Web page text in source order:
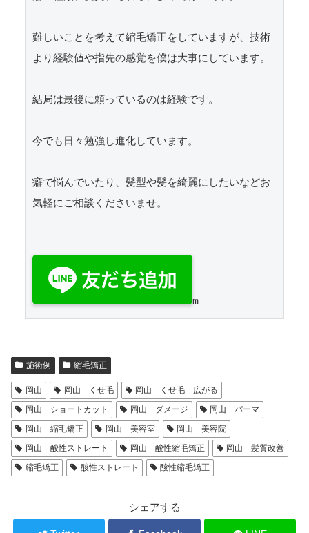
難しいことを考えて縮毛矯正をしていますが、技術
より経験値や指先の感覚を僕は大事にしています。
結局は最後に頼っているのは経験です。
今でも日々勉強し進化しています。
癖で悩んでいたり、髪型や髪を綺麗にしたいなどお
気軽にご相談くださいませ。
施術例 縮毛矯正
岡山 岡山 くせ毛
岡山 くせ毛 広がる
岡山 ショートカット
岡山 ダメージ
岡山 パーマ
岡山 縮毛矯正
岡山 美容室
岡山 美容院
岡山 酸性ストレート
岡山 酸性縮毛矯正
岡山 髪質改善
縮毛矯正
酸性ストレート 酸性縮毛矯正
シェアする